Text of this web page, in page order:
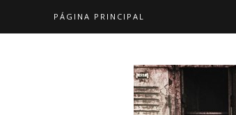
PÁGINA PRINCIPAL